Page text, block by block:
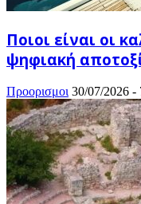
Ποιοι είναι οι
ψηφιακή
Προορισμοι 30/07/2026